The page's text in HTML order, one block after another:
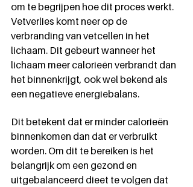
om te begrijpen hoe dit proces werkt.
Vetverlies komt neer op de
verbranding van vetcellen in het
lichaam. Dit gebeurt wanneer het
lichaam meer calorieën verbrandt dan
het binnenkrijgt, ook wel bekend als
een negatieve energiebalans.
Dit betekent dat er minder calorieën
binnenkomen dan dat er verbruikt
worden. Om dit te bereiken is het
belangrijk om een gezond en
uitgebalanceerd dieet te volgen dat